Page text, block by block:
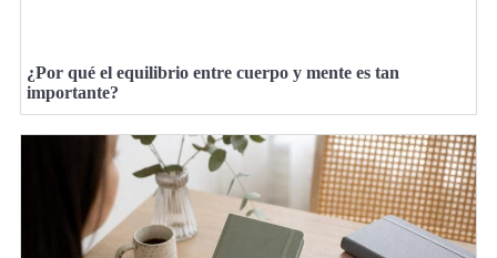
¿Por qué el equilibrio entre cuerpo y mente es tan
importante?